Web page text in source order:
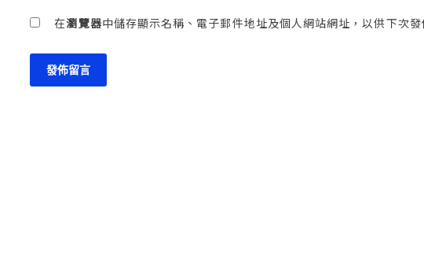
在瀏覽器中儲存顯示名稱、電子郵件地址及個人網站網址，以供下次發